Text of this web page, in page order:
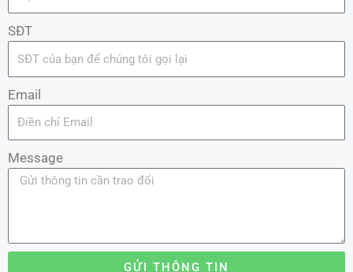
SĐT
Email
Message
GỬI THÔNG TIN